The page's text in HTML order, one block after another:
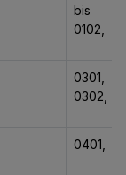
bis
0102,
0301,
0302,
0401,